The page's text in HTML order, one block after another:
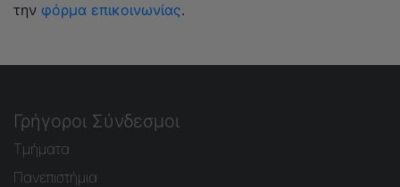
την φόρμα επικοινωνίας.
Γρήγοροι Σύνδεσμοι
Τμήματα
Πανεπιστήμια